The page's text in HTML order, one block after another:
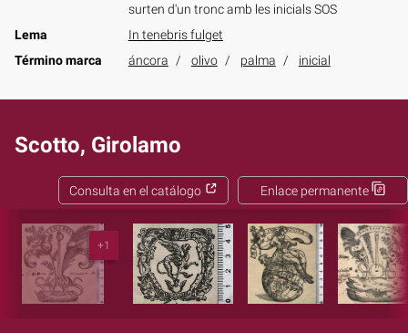
surten d'un tronc amb les inicials SOS
Lema
In tenebris fulget
Término marca
áncora olivo palma inicial
Scotto, Girolamo
Enlace permanente
Consulta en el catálogo
+1